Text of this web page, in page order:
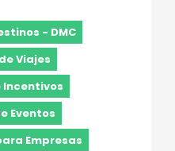
- DMC
Viajes
Incentivos
Eventos
Empresas